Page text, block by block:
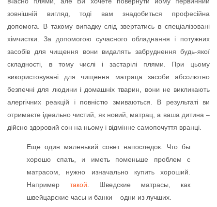
зовнішній вигляд, тоді вам знадобиться професійна
допомога. В такому випадку слід звертатись в спеціалізовані
хімчистки. За допомогою сучасного обладнання і потужних
засобів для чищення вони видалять забруднення будь-якої
складності, в тому числі і застарілі плями. При цьому
використовувані для чищення матраца засоби абсолютно
безпечні для людини і домашніх тварин, вони не викликають
алергічних реакцій і повністю змиваються. В результаті ви
отримаєте ідеально чистий, як новий, матрац, а ваша дитина –
дійсно здоровий сон на ньому і відмінне самопочуття вранці.
Еще один маленький совет напоследок. Что бы
хорошо спать, и иметь поменьше проблем с
матрасом, нужно изначально купить хороший.
Например такой . Шведские матрасы, как
швейцарские часы и банки – одни из лучших.